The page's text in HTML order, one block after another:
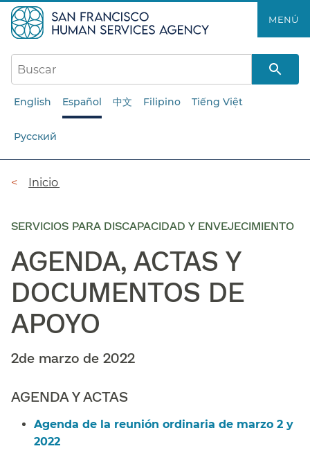
al
contenido
principal​​
MENÚ​​
English Español 中文 Filipino Tiếng Việt
Русский
Ruta
navegación​​
Inicio​​
SERVICIOS PARA DISCAPACIDAD Y ENVEJECIMIENTO
AGENDA, ACTAS Y
DOCUMENTOS DE
APOYO​​
2de marzo de 2022​​
AGENDA Y ACTAS​​
Agenda de la reunión ordinaria de marzo 2 y
2022​​